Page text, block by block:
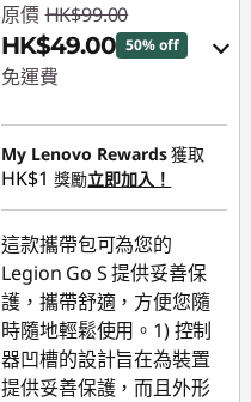
原價 HK$99.00
HK$49.00 50% off
免運費
eCoupon Savings :-
HK$50.00
使用優惠券 :PCEXPO
My Lenovo Rewards獲取
HK$1 獎勵立即加入！
這款攜帶包可為您的
Legion Go S 提供妥善保
護，攜帶舒適，方便您隨
時隨地輕鬆使用。1) 控制
器凹槽的設計旨在為裝置
提供妥善保護，而且外形